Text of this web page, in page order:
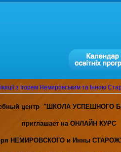
з Ігорем Немировським та Інною
центр "ШКОЛА УСПЕШНОГО
приглашает на ОНЛАЙН КУРС
НЕМИРОВСКОГО и Инны